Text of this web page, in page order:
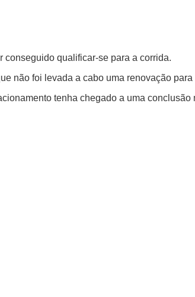
conseguido qualificar-se para a corrida.
não foi levada a cabo uma renovação para
tenha chegado a uma conclusão